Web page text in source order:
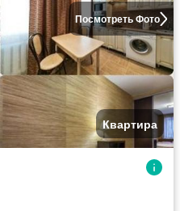
Посмотреть Фото
Квартира